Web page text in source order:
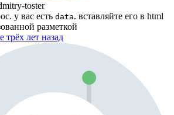
toster
у вас есть data. вставляйте его в html
разметкой
трёх лет назад